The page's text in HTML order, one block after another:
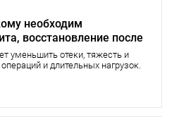
необходим
восстановление после
уменьшить отеки, тяжесть и
и длительных нагрузок.
аппаратная прессотерапия, как
и при каких
проводить нельзя.